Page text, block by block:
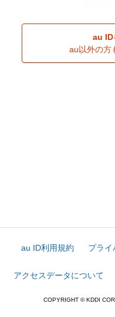
au ID
au以外の方
au ID利用規約 プライ
アクセスデータについて
COPYRIGHT © KDDI